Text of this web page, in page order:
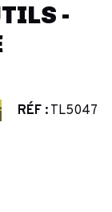
-
RÉF : TL5047